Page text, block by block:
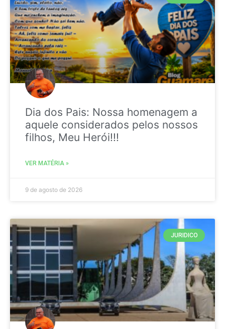
Dia dos Pais: Nossa homenagem a
aquele considerados pelos nossos
filhos, Meu Herói!!!
VER MATÉRIA »
9 de agosto de 2026
JURIDICO